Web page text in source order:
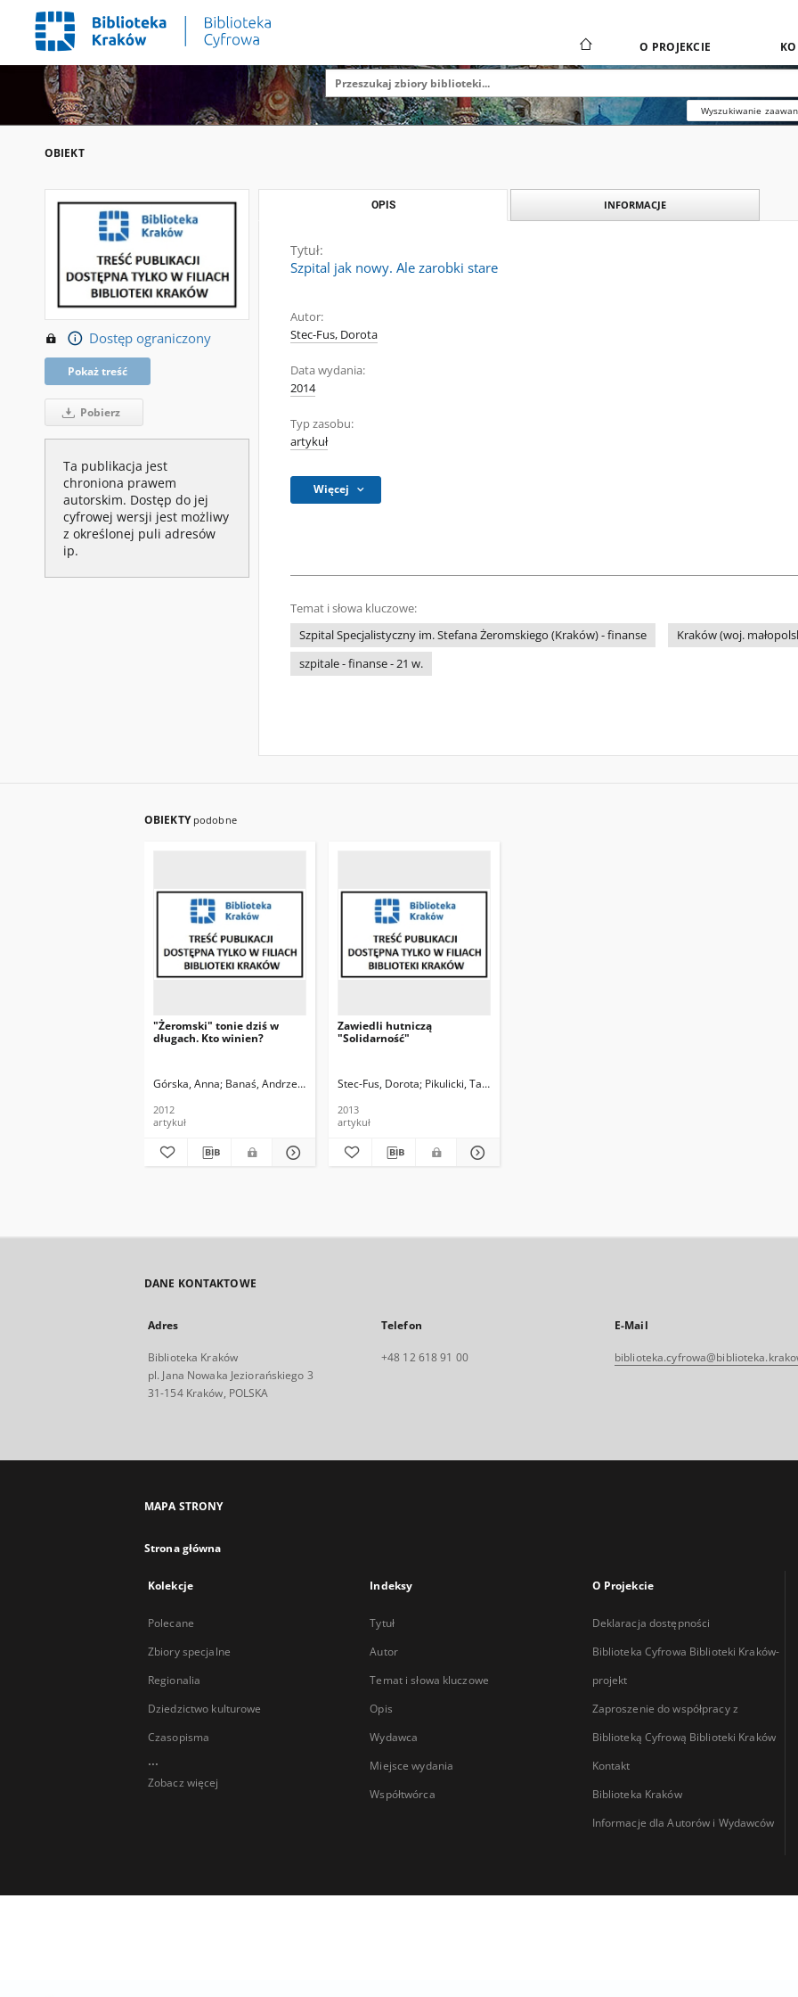
O PROJEKCIE
Wyszukiwanie
OBIEKT
Dostęp ograniczony
Pokaż treść
Pobierz
Ta publikacja jest
chroniona prawem
autorskim. Dostęp do jej
cyfrowej wersji jest możliwy
z określonej puli adresów
ip.
OPIS INFORMACJE
Tytuł:
Szpital jak nowy. Ale zarobki stare
Autor:
Stec-Fus, Dorota
Data wydania:
2014
Typ zasobu:
artykuł
Więcej
Temat i słowa kluczowe:
Szpital Specjalistyczny im. Stefana Żeromskiego (Kraków) - finanse
Kraków (woj.
szpitale - finanse - 21 w.
OBIEKTY podobne
"Żeromski" tonie dziś w
długach. Kto winien?
Górska, Anna Banaś, Andrzej. Fot.
2012
artykuł
Zawiedli hutniczą
"Solidarność"
Stec-Fus, Dorota Pikulicki, Tadeusz. Fot.
2013
artykuł
DANE KONTAKTOWE
Adres
Biblioteka Kraków
pl. Jana Nowaka Jeziorańskiego 3
31-154 Kraków, POLSKA
Telefon
+48 12 618 91 00
E-Mail
MAPA STRONY
Strona główna
Kolekcje
Polecane
Zbiory specjalne
Regionalia
Dziedzictwo kulturowe
Czasopisma
...
Zobacz więcej
Indeksy
Tytuł
Autor
Temat i słowa kluczowe
Opis
Wydawca
Miejsce wydania
Współtwórca
O Projekcie
Deklaracja dostępności
Biblioteka Cyfrowa Biblioteki Kraków-
projekt
Zaproszenie do współpracy z
Biblioteką Cyfrową Biblioteki Kraków
Kontakt
Biblioteka Kraków
Informacje dla Autorów i Wydawców